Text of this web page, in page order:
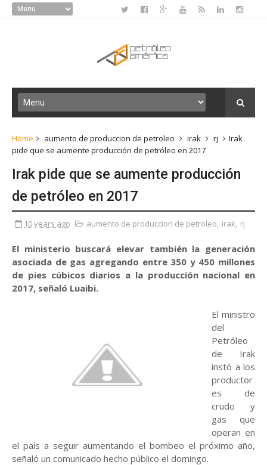
Home aumento de produccion de petroleo irak rj
Irak
pide que se aumente producción de petróleo en 2017
Irak pide que se aumente producción
de petróleo en 2017
10 years ago aumento de produccion de petroleo, irak, rj
El ministerio buscará elevar también la generación
asociada de gas agregando entre 350 y 450 millones
de pies cúbicos diarios a la producción nacional en
2017, señaló Luaibi.
El ministro
del
Petróleo
de Irak
instó a los
productor
es de
crudo y
gas que
operan en
el país a seguir aumentando el bombeo el próximo año,
señaló un comunicado hecho público el domingo.